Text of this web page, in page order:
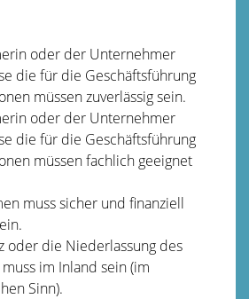
oder der Unternehmer
die für die Geschäftsführung
müssen zuverlässig sein.
oder der Unternehmer
die für die Geschäftsführung
müssen fachlich geeignet
muss sicher und finanziell
oder die Niederlassung des
im Inland sein(im
Sinn).